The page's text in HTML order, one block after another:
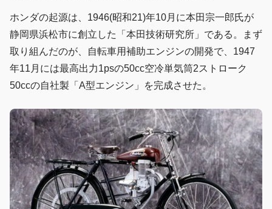
ホンダの起源は、1946(昭和21)年10月に本田宗一郎氏が
静岡県浜松市に創立した「本田技術研究所」である。まず
取り組んだのが、自転車用補助エンジンの開発で、1947
年11月には最高出力1psの50cc空冷単気筒2ストローク
50ccの自社製「A型エンジン」を完成させた。